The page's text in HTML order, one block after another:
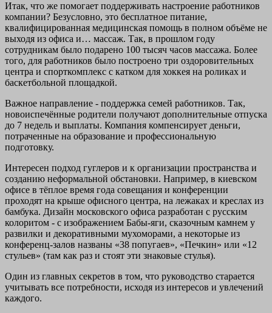
Итак, что же помогает поддерживать настроение работников
компании? Безусловно, это бесплатное питание,
квалифицированная медицинская помощь в полном объёме не
выходя из офиса и… массаж. Так, в прошлом году
сотрудникам было подарено 100 тысяч часов массажа. Более
того, для работников было построено три оздоровительных
центра и спорткомплекс с катком для хоккея на роликах и
баскетбольной площадкой.
Важное направление - поддержка семей работников. Так,
новоиспечённые родители получают дополнительные отпуска
до 7 недель и выплаты. Компания компенсирует деньги,
потраченные на образование и профессиональную
подготовку.
Интересен подход гуглеров и к организации пространства и
созданию неформальной обстановки. Например, в киевском
офисе в тёплое время года совещания и конференции
проходят на крыше офисного центра, на лежаках и креслах из
бамбука. Дизайн московского офиса разработан с русским
колоритом - с изображением Бабы-яги, сказочным камнем у
развилки и декоративными мухоморами, а некоторые из
конференц-залов названы «38 попугаев», «Печкин» или «12
стульев» (там как раз и стоят эти знаковые стулья).
Один из главных секретов в том, что руководство старается
учитывать все потребности, исходя из интересов и увлечений
каждого.